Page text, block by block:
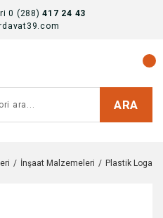
0 (288)417 24 43
ARA
İnşaat Malzemeleri Plastik Logar